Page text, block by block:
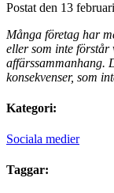
Postat den 13
Många företag har
eller som inte förstår
affärssammanhang.
konsekvenser, som
Kategori:
Sociala medier
Taggar: